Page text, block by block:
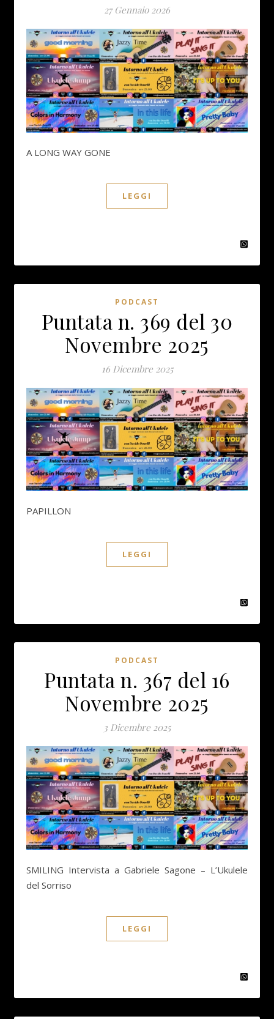
27 Gennaio 2026
A LONG WAY GONE
LEGGI
PODCAST
Puntata n. 369 del 30
Novembre 2025
16 Dicembre 2025
PAPILLON
LEGGI
PODCAST
Puntata n. 367 del 16
Novembre 2025
3 Dicembre 2025
SMILING Intervista a Gabriele Sagone – L’Ukulele
del Sorriso
LEGGI